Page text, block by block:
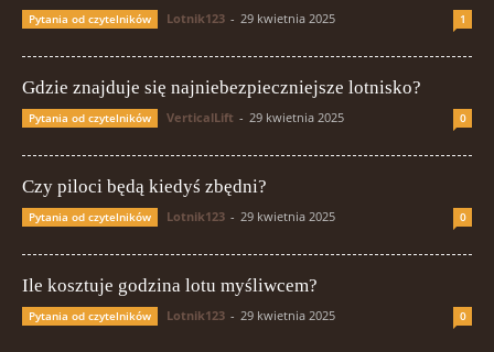
Pytania od czytelników Lotnik123 - 29 kwietnia 2025 1
Gdzie znajduje się najniebezpieczniejsze lotnisko?
Pytania od czytelników VerticalLift - 29 kwietnia 2025 0
Czy piloci będą kiedyś zbędni?
Pytania od czytelników Lotnik123 - 29 kwietnia 2025 0
Ile kosztuje godzina lotu myśliwcem?
Pytania od czytelników Lotnik123 - 29 kwietnia 2025 0